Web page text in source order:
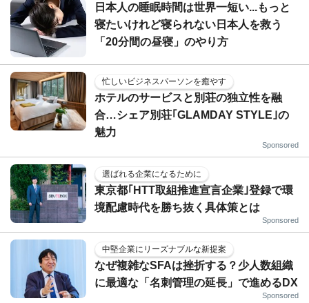
日本人の睡眠時間は世界一短い...もっと
寝たいけれど寝られない日本人を救う
「20分間の昼寝」のやり方
忙しいビジネスパーソンを癒やす
ホテルのサービスと別荘の独立性を融
合…シェア別荘｢GLAMDAY STYLE｣の
魅力
Sponsored
選ばれる企業になるために
東京都｢HTT取組推進宣言企業｣登録で環
境配慮時代を勝ち抜く具体策とは
Sponsored
中堅企業にリーズナブルな新提案
なぜ複雑なSFAは挫折する？少人数組織
に最適な「名刺管理の延長」で進めるDX
Sponsored